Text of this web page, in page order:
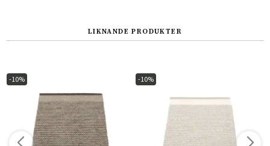
Norge
Suomi
LIKNANDE PRODUKTER
-10% -10%